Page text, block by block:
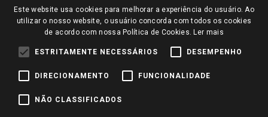
Perguntas frequentes
Trabalhe Conosco
Identidade Visual
Redes Sociais
Pagamento e Segurança
Este website usa cookies para melhorar a experiência do usuário. Ao
utilizar o nosso website, o usuário concorda com todos os cookies
de acordo com nossa Política de Cookies. Ler mais
ESTRITAMENTE NECESSÁRIOS DESEMPENHO
DIRECIONAMENTO FUNCIONALIDADE
NÃO CLASSIFICADOS